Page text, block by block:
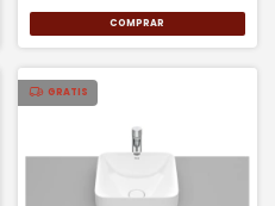
COMPRAR
GRATIS